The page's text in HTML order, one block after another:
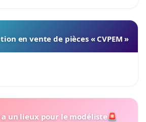
en vente de pièces « CVPEM »
a un lieux pour le modéliste🚨